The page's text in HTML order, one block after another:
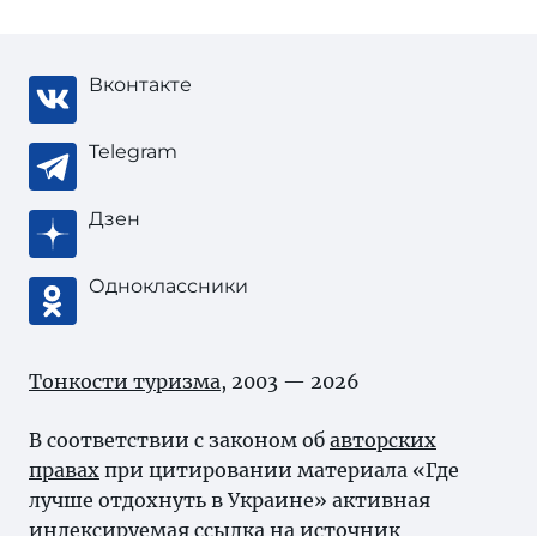
Вконтакте
Telegram
Дзен
Одноклассники
Тонкости туризма, 2003 — 2026
В соответствии с законом об авторских
правах при цитировании материала «Где
лучше отдохнуть в Украине» активная
индексируемая ссылка на источник